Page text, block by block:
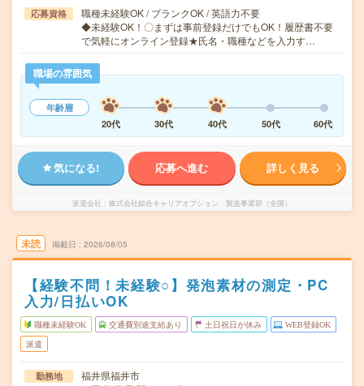
応募資格
職種未経験OK / ブランクOK / 英語力不要
◆未経験OK！〇まずは事前登録だけでもOK！履歴書不要
で気軽にオンライン登録★氏名・職種などを入力す…
職場の雰囲気
年齢層
20代
30代 40代 50代 60代
気になる! 応募へ進む 詳しく見る
派遣会社 株式会社綜合キャリアオプション 製造事業部（全国）
未読 掲載日 2026/08/05
【経験不問！未経験○】発泡素材の測定・PC
入力/日払いOK
職種未経験OK 交通費別途支給あり 土日祝日が休み WEB登録OK
派遣
勤務地
福井県福井市